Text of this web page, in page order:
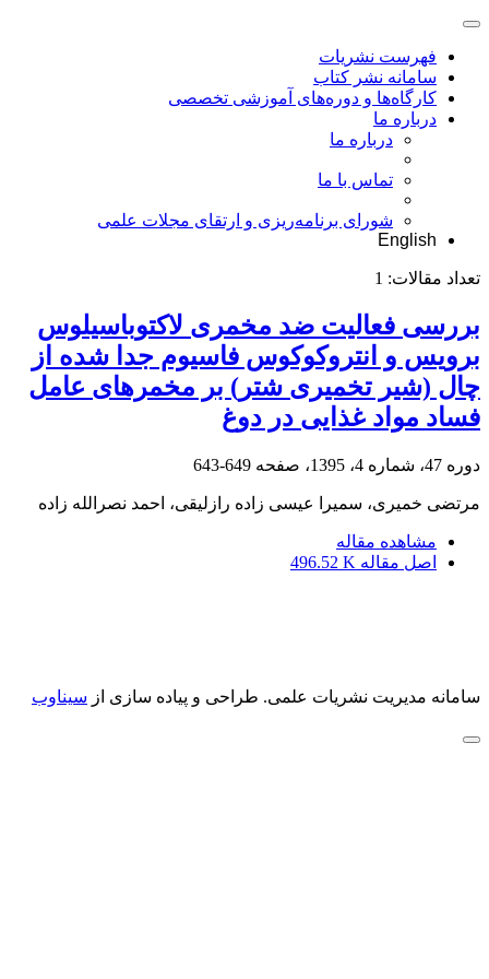
فهرست نشریات
سامانه نشر کتاب
کارگاه‌ها و دوره‌های آموزشی تخصصی
درباره ما
درباره ما
تماس با ما
شورای برنامه‌ریزی و ارتقای مجلات علمی
English
تعداد مقالات: 1
بررسی فعالیت ضد مخمری لاکتوباسیلوس
برویس و انتروکوکوس فاسیوم جدا شده از
چال (شیر تخمیری شتر) بر مخمر‌های عامل
فساد مواد غذایی در دوغ
دوره 47، شماره 4، 1395، صفحه 649-643
مرتضی خمیری، سمیرا عیسی زاده رازلیقی، احمد نصرالله زاده
مشاهده مقاله
اصل مقاله 496.52 K
سامانه مدیریت نشریات علمی. طراحی و پیاده سازی از سیناوب